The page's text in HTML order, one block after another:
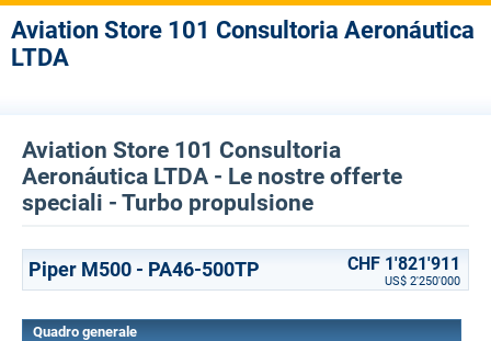
Aviation Store 101 Consultoria Aeronáutica
LTDA
Aviation Store 101 Consultoria
Aeronáutica LTDA - Le nostre offerte
speciali - Turbo propulsione
Piper M500 - PA46-500TP CHF 1'821'911
US$ 2'250'000
Quadro generale